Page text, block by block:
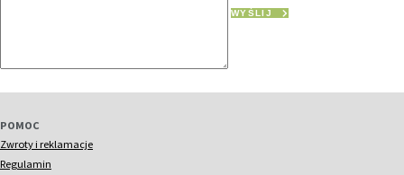
WYŚLIJ
POMOC
Zwroty i reklamacje
Regulamin